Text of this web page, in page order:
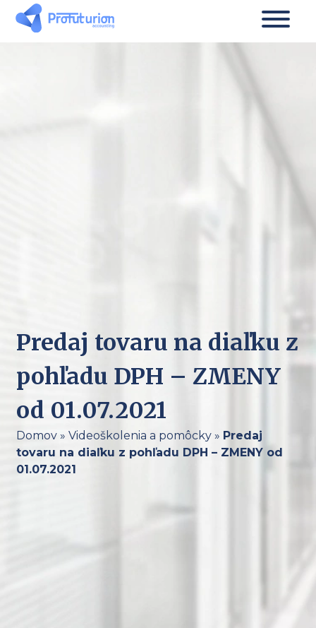
Predaj tovaru na diaľku z
pohľadu DPH – ZMENY
od 01.07.2021
Domov» Videoškolenia a pomôcky» Predaj
tovaru na diaľku z pohľadu DPH – ZMENY od
01.07.2021